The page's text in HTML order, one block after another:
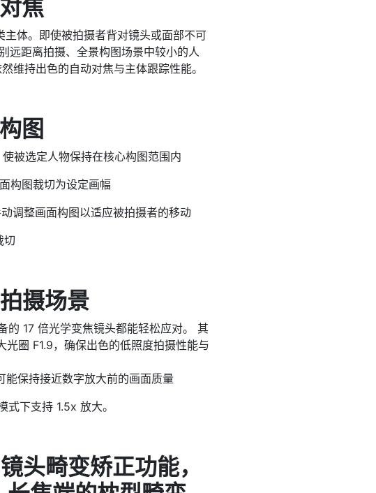
焦
体。即使被拍摄者背对镜头或面部不可
远距离拍摄、全景构图场景中较小的人
维持出色的自动对焦与主体跟踪性能。
图
被选定人物保持在核心构图范围内
构图裁切为设定画幅
调整画面构图以适应被拍摄者的移动
切
摄场景
的 17 倍光学变焦镜头都能轻松应对。 其
圈 F1.9，确保出色的低照度拍摄性能与
保持接近数字放大前的画面质量
下支持 1.5x 放大。
头畸变矫正功能，